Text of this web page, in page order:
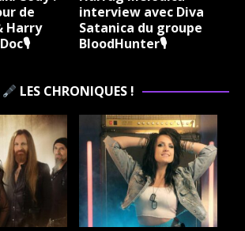
de
Harry
interview avec Diva
Satanica du groupe
BloodHunter🎙
LES CHRONIQUES !